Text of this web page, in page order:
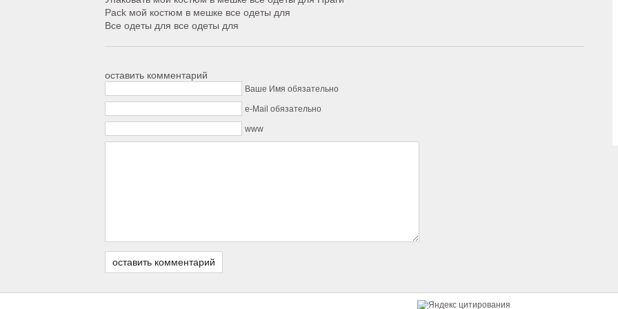
Pack мой костюм в мешке все одеты для
Все одеты для все одеты для
оставить комментарий
Ваше Имя обязательно
e-Mail обязательно
www